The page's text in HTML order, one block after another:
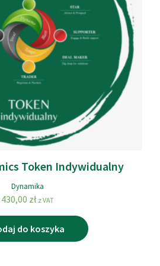
Token Indywidualny
Dynamika
430,00 zł z VAT
do koszyka